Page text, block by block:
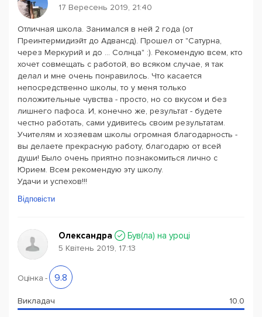
17 Вересень 2019, 21:40
Отличная школа. Занимался в ней 2 года (от
Преинтермидиэйт до Адвансд). Прошел от "Сатурна,
через Меркурий и до ... Солнца" :). Рекомендую всем, кто
хочет совмещать с работой, во всяком случае, я так
делал и мне очень понравилось. Что касается
непосредственно школы, то у меня только
положительные чувства - просто, но со вкусом и без
лишнего пафоса. И, конечно же, результат - будете
честно работать, сами удивитесь своим результатам.
Учителям и хозяевам школы огромная благодарность -
вы делаете прекрасную работу, благодарю от всей
души! Было очень приятно познакомиться лично с
Юрием. Всем рекомендую эту школу.
Удачи и успехов!!!
Відповісти
Олександра Був(ла) на уроці
5 Квітень 2019, 17:13
Оцінка - 9.8
Викладач 10.0